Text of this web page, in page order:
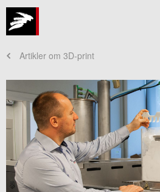
Artikler om 3D-print